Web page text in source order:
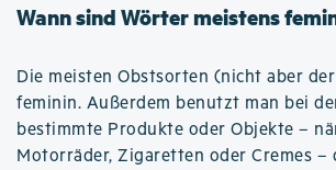
Wann sind Wörter meistens
Die meisten Obstsorten (nicht aber
feminin. Außerdem benutzt man bei
bestimmte Produkte oder Objekte –
Motorräder, Zigaretten oder Cremes –